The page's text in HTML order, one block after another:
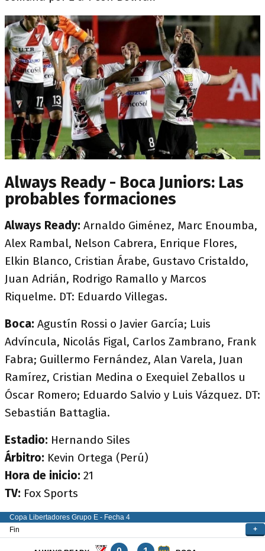
Always Ready - Boca Juniors: Las
probables formaciones
Always Ready: Arnaldo Giménez, Marc Enoumba,
Alex Rambal, Nelson Cabrera, Enrique Flores,
Elkin Blanco, Cristian Árabe, Gustavo Cristaldo,
Juan Adrián, Rodrigo Ramallo y Marcos
Riquelme. DT: Eduardo Villegas.
Boca: Agustín Rossi o Javier García; Luis
Advíncula, Nicolás Figal, Carlos Zambrano, Frank
Fabra; Guillermo Fernández, Alan Varela, Juan
Ramírez, Cristian Medina o Exequiel Zeballos u
Óscar Romero; Eduardo Salvio y Luis Vázquez. DT:
Sebastián Battaglia.
Estadio: Hernando Siles
Árbitro: Kevin Ortega (Perú)
Hora de inicio: 21
TV: Fox Sports